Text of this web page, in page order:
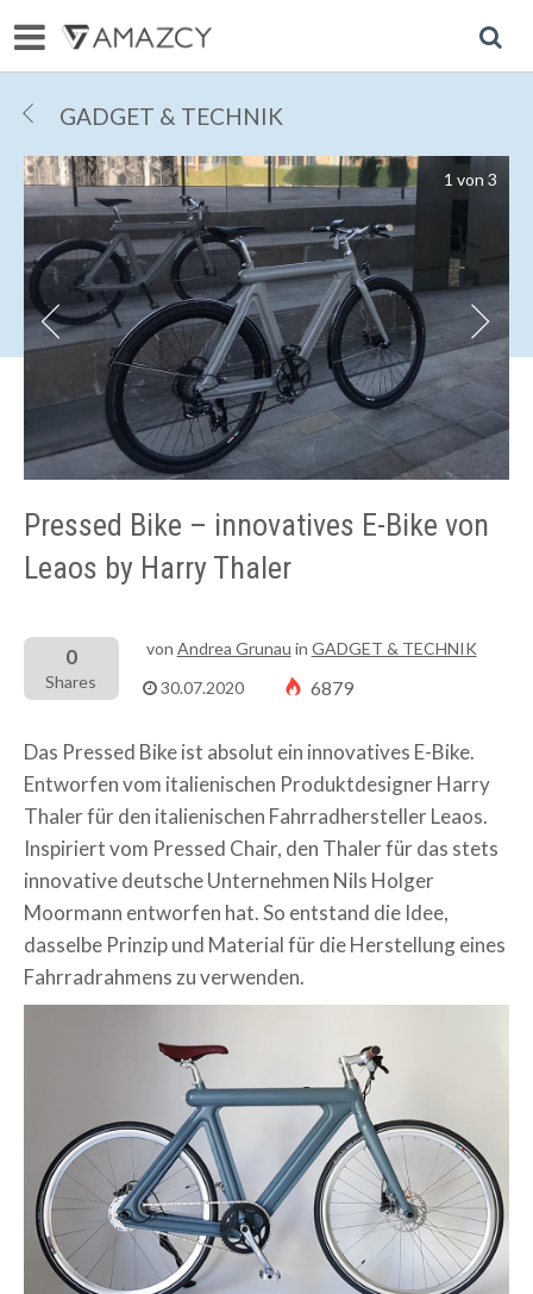
R GADGET & TECHNIK
R r
1 von 3
Pressed Bike – innovatives E-Bike von
Leaos by Harry Thaler
0
Shares
von Andrea Grunau in GADGET & TECHNIK
30.07.2020
6879
Das Pressed Bike ist absolut ein innovatives E-Bike.
Entworfen vom italienischen ProduktdesignerHarry
Thalerfür den italienischen Fahrradhersteller Leaos.
Inspiriert vom Pressed Chair, den Thaler für das stets
innovative deutsche Unternehmen Nils Holger
Moormann entworfen hat. So entstand die Idee,
dasselbe Prinzip und Material für die Herstellung eines
Fahrradrahmens zu verwenden.